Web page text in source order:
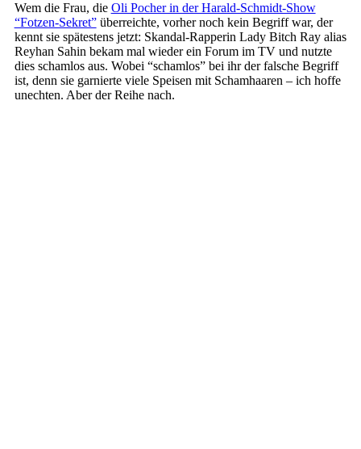
Wem die Frau, die Oli Pocher in der Harald-Schmidt-Show
“Fotzen-Sekret”überreichte, vorher noch kein Begriff war, der
kennt sie spätestens jetzt: Skandal-Rapperin Lady Bitch Ray alias
Reyhan Sahin bekam mal wieder ein Forum im TV und nutzte
dies schamlos aus. Wobei “schamlos” bei ihr der falsche Begriff
ist, denn sie garnierte viele Speisen mit Schamhaaren – ich hoffe
unechten. Aber der Reihe nach.